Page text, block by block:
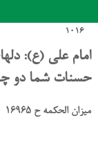
1016
امام علی (ع):
حسنات شما دو
میزان الحکمه ح 16965